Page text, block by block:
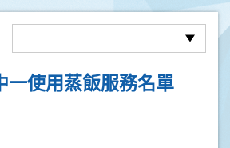
一使用蒸飯服務名單